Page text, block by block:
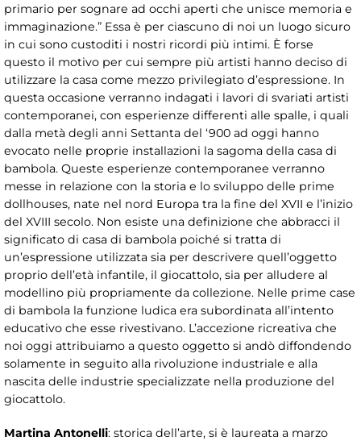
primario per sognare ad occhi aperti che unisce memoria e
immaginazione.” Essa è per ciascuno di noi un luogo sicuro
in cui sono custoditi i nostri ricordi più intimi. È forse
questo il motivo per cui sempre più artisti hanno deciso di
utilizzare la casa come mezzo privilegiato d’espressione. In
questa occasione verranno indagati i lavori di svariati artisti
contemporanei, con esperienze differenti alle spalle, i quali
dalla metà degli anni Settanta del ‘900 ad oggi hanno
evocato nelle proprie installazioni la sagoma della casa di
bambola. Queste esperienze contemporanee verranno
messe in relazione con la storia e lo sviluppo delle prime
dollhouses, nate nel nord Europa tra la fine del XVII e l’inizio
del XVIII secolo. Non esiste una definizione che abbracci il
significato di casa di bambola poiché si tratta di
un’espressione utilizzata sia per descrivere quell’oggetto
proprio dell’età infantile, il giocattolo, sia per alludere al
modellino più propriamente da collezione. Nelle prime case
di bambola la funzione ludica era subordinata all’intento
educativo che esse rivestivano. L’accezione ricreativa che
noi oggi attribuiamo a questo oggetto si andò diffondendo
solamente in seguito alla rivoluzione industriale e alla
nascita delle industrie specializzate nella produzione del
giocattolo.
Martina Antonelli: storica dell’arte, si è laureata a marzo